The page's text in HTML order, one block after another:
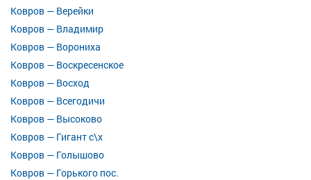
Ковров — Верейки
Ковров — Владимир
Ковров — Ворониха
Ковров — Воскресенское
Ковров — Восход
Ковров — Всегодичи
Ковров — Высоково
Ковров — Гигант с\х
Ковров — Голышово
Ковров — Горького пос.